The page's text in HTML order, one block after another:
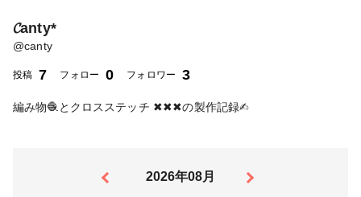
𝓒anty*
@canty
投稿 7 フォロー 0 フォロワー 3
編み物🧶とクロスステッチ ✖︎✖︎✖︎の製作記録✍︎
2026年08月